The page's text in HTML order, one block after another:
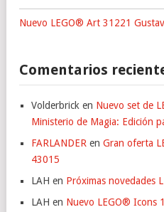
Nuevo LEGO® Art 31221
Comentarios
Volderbrick en Nuevo set de
Ministerio de Magia: Edición
FARLANDER en Gran oferta
43015
LAH en Próximas novedades
LAH en Nuevo LEGO® Icons